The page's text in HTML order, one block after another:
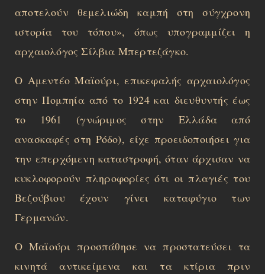
αποτελούν θεμελιώδη καμπή στη σύγχρονη
ιστορία του τόπου», όπως υπογραμμίζει η
αρχαιολόγος Σίλβια Μπερτεζάγκο.
Ο Αμεντέο Μαϊούρι, επικεφαλής αρχαιολόγος
στην Πομπηία από το 1924 και διευθυντής έως
το 1961 (γνώριμος στην Ελλάδα από
ανασκαφές στη Ρόδο), είχε προειδοποιήσει για
την επερχόμενη καταστροφή, όταν άρχισαν να
κυκλοφορούν πληροφορίες ότι οι πλαγιές του
Βεζούβιου έχουν γίνει καταφύγιο των
Γερμανών.
Ο Μαϊούρι προσπάθησε να προστατεύσει τα
κινητά αντικείμενα και τα κτίρια πριν